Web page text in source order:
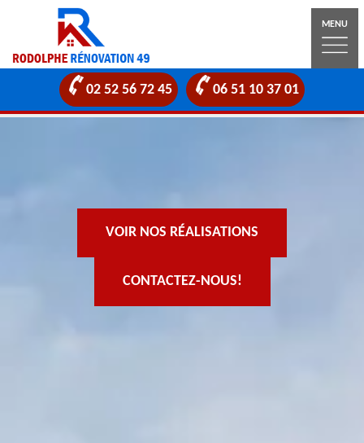
MENU
02 52 56 72 45 06 51 10 37 01
VOIR NOS RÉALISATIONS
CONTACTEZ-NOUS!